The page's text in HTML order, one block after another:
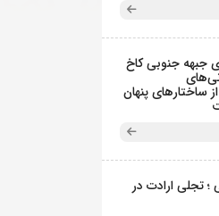
جبهه جنوبی کاخ
ساختارهای پنهان
؛ تجلی ارادت در